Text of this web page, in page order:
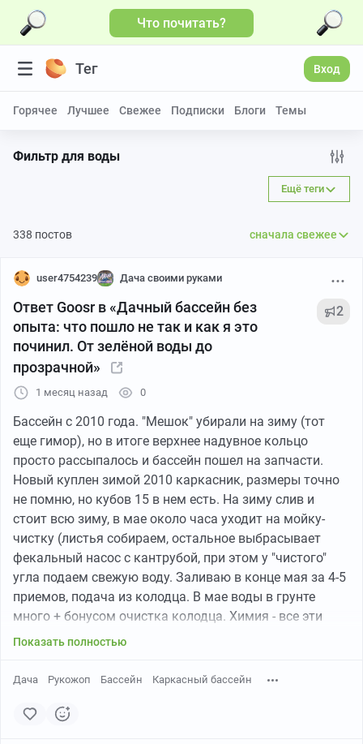
Что почитать?
Тег Вход
Горячее Лучшее Свежее Подписки Блоги Темы
Фильтр для воды
Ещё теги
338 постов сначала свежее
user4754239 Дача своими руками
Ответ Goosr в «Дачный бассейн без
опыта: что пошло не так и как я это
починил. От зелёной воды до
прозрачной»
2
1 месяц назад 0
Бассейн с 2010 года. "Мешок" убирали на зиму (тот
еще гимор), но в итоге верхнее надувное кольцо
просто рассыпалось и бассейн пошел на запчасти.
Новый куплен зимой 2010 каркасник, размеры точно
не помню, но кубов 15 в нем есть. На зиму слив и
стоит всю зиму, в мае около часа уходит на мойку-
чистку (листья собираем, остальное выбрасывает
фекальный насос с кантрубой, при этом у "чистого"
угла подаем свежую воду. Заливаю в конце мая за 4-5
приемов, подача из колодца. В мае воды в грунте
много + бонусом очистка колодца. Химия - все эти
хлоры и альгитины - выброшенные деньги, все
немного остается на весеннею первичную заправку.
деньги куплен мешок сульфата алюминия в гранулах
Показать полностью
Дача Рукожоп Бассейн Каркасный бассейн
Больше видео